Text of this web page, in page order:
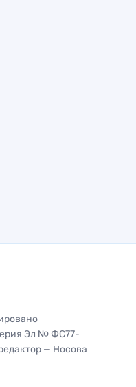
Эл № ФС77-
— Носова